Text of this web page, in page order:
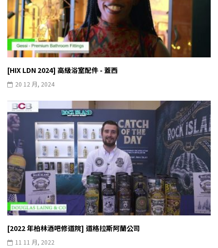
[HIX LDN 2024] 高級浴室配件 - 蓋西
20 12 月, 2024
[2022 年柏林酒吧修道院] 道格拉斯阿蘭公司
11 11 月, 2022